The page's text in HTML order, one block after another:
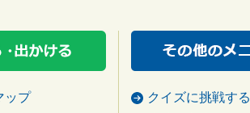
ップ
クイズに挑戦する